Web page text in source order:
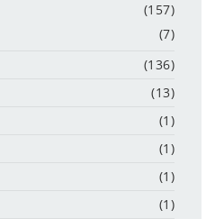
(157)
(7)
(136)
(13)
(1)
(1)
(1)
(1)